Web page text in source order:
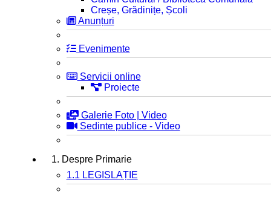
Creșe, Grădinițe, Școli
Anunțuri
Evenimente
Servicii online
Proiecte
Galerie Foto | Video
Sedinte publice - Video
1. Despre Primarie
1.1 LEGISLAȚIE